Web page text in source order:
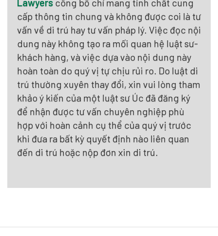
Lawyers công bố chỉ mang tính chất cung
cấp thông tin chung và không được coi là tư
vấn về di trú hay tư vấn pháp lý. Việc đọc nội
dung này không tạo ra mối quan hệ luật sư-
khách hàng, và việc dựa vào nội dung này
hoàn toàn do quý vị tự chịu rủi ro. Do luật di
trú thường xuyên thay đổi, xin vui lòng tham
khảo ý kiến của một luật sư Úc đã đăng ký
để nhận được tư vấn chuyên nghiệp phù
hợp với hoàn cảnh cụ thể của quý vị trước
khi đưa ra bất kỳ quyết định nào liên quan
đến di trú hoặc nộp đơn xin di trú.